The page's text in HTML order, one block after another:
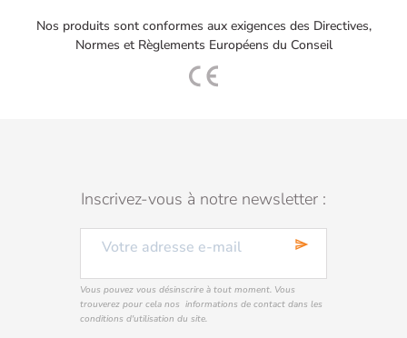
Nos produits sont conformes aux exigences des Directives,
Normes et Règlements Européens du Conseil
Inscrivez-vous à notre newsletter :
send
Vous pouvez vous désinscrire à tout moment. Vous
trouverez pour cela nos informations de contact dans les
conditions d'utilisation du site.